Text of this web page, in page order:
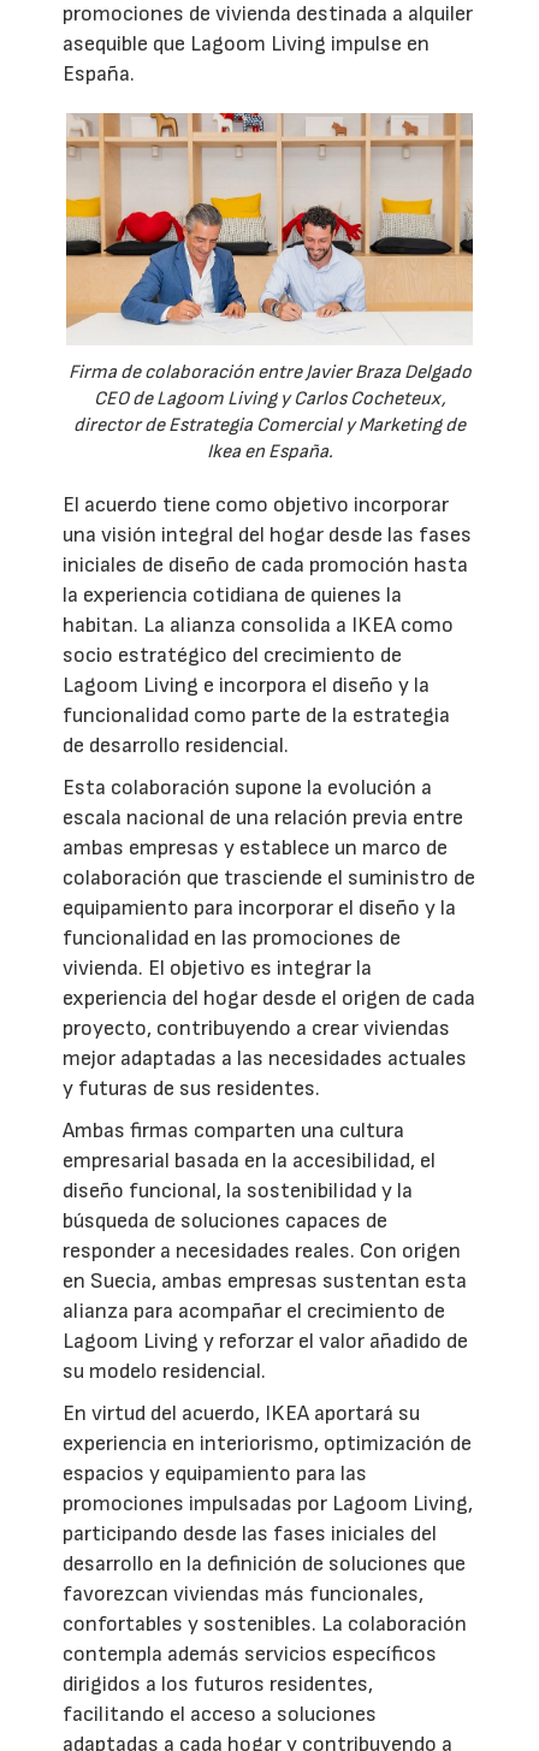
promociones de vivienda destinada a alquiler
asequible que Lagoom Living impulse en
España.
Firma de colaboración entre Javier Braza Delgado
CEO de Lagoom Living y Carlos Cocheteux,
director de Estrategia Comercial y Marketing de
Ikea en España.
El acuerdo tiene como objetivo incorporar
una visión integral del hogar desde las fases
iniciales de diseño de cada promoción hasta
la experiencia cotidiana de quienes la
habitan. La alianza consolida a IKEA como
socio estratégico del crecimiento de
Lagoom Living e incorpora el diseño y la
funcionalidad como parte de la estrategia
de desarrollo residencial.
Esta colaboración supone la evolución a
escala nacional de una relación previa entre
ambas empresas y establece un marco de
colaboración que trasciende el suministro de
equipamiento para incorporar el diseño y la
funcionalidad en las promociones de
vivienda. El objetivo es integrar la
experiencia del hogar desde el origen de cada
proyecto, contribuyendo a crear viviendas
mejor adaptadas a las necesidades actuales
y futuras de sus residentes.
Ambas firmas comparten una cultura
empresarial basada en la accesibilidad, el
diseño funcional, la sostenibilidad y la
búsqueda de soluciones capaces de
responder a necesidades reales. Con origen
en Suecia, ambas empresas sustentan esta
alianza para acompañar el crecimiento de
Lagoom Living y reforzar el valor añadido de
su modelo residencial.
En virtud del acuerdo, IKEA aportará su
experiencia en interiorismo, optimización de
espacios y equipamiento para las
promociones impulsadas por Lagoom Living,
participando desde las fases iniciales del
desarrollo en la definición de soluciones que
favorezcan viviendas más funcionales,
confortables y sostenibles. La colaboración
contempla además servicios específicos
dirigidos a los futuros residentes,
facilitando el acceso a soluciones
adaptadas a cada hogar y contribuyendo a